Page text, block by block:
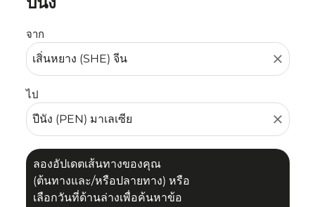
จาก
close
ไป
close
ลองอัปเดตเส้นทางของคุณ
(ต้นทางและ/หรือปลายทาง) หรือ
เลือกวันที่ด้านล่างเพื่อค้นหาข้อ